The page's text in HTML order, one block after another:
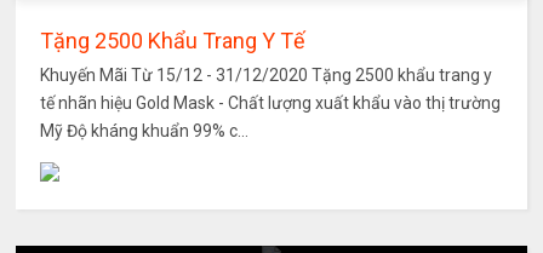
Tặng 2500 Khẩu Trang Y Tế
Khuyến Mãi Từ 15/12 - 31/12/2020 Tặng 2500 khẩu trang y
tế nhãn hiệu Gold Mask - Chất lượng xuất khẩu vào thị trường
Mỹ Độ kháng khuẩn 99% c...